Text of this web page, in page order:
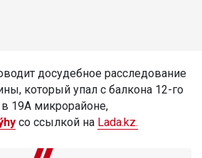
досудебное расследование
который упал с балкона 12-го
19А микрорайоне,
со ссылкой на Lada.kz.